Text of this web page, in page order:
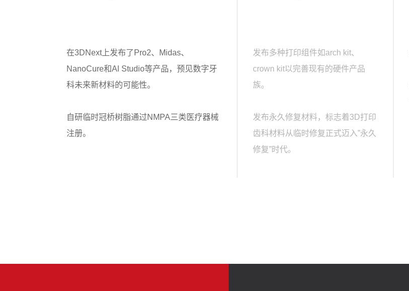
在3DNext上发布了Pro2、Midas、
NanoCure和Al Studio等产品，预见数字牙
科未来新材料的可能性。
自研临时冠桥树脂通过NMPA三类医疗器械
注册。
发布多种打印组件如arch kit、
crown kit以完善现有的硬件产品
族。
发布永久修复材料，标志着3D打印
齿科材料从临时修复正式迈入”永久
修复”时代。